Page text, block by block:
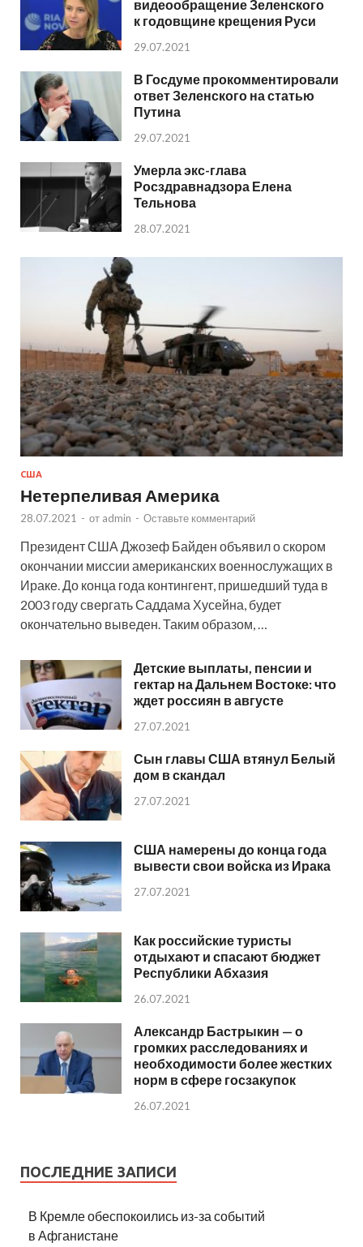
видеообращение Зеленского
к годовщине крещения Руси
29.07.2021
В Госдуме прокомментировали
ответ Зеленского на статью
Путина
29.07.2021
Умерла экс-глава
Росздравнадзора Елена
Тельнова
28.07.2021
США
Нетерпеливая Америка
28.07.2021 - от admin - Оставьте комментарий
Президент США Джозеф Байден объявил о скором
окончании миссии американских военнослужащих в
Ираке. До конца года контингент, пришедший туда в
2003 году свергать Саддама Хусейна, будет
окончательно выведен. Таким образом, …
Детские выплаты, пенсии и
гектар на Дальнем Востоке: что
ждет россиян в августе
27.07.2021
Сын главы США втянул Белый
дом в скандал
27.07.2021
США намерены до конца года
вывести свои войска из Ирака
27.07.2021
Как российские туристы
отдыхают и спасают бюджет
Республики Абхазия
26.07.2021
Александр Бастрыкин — о
громких расследованиях и
необходимости более жестких
норм в сфере госзакупок
26.07.2021
ПОСЛЕДНИЕ ЗАПИСИ
В Кремле обеспокоились из-за событий
в Афганистане